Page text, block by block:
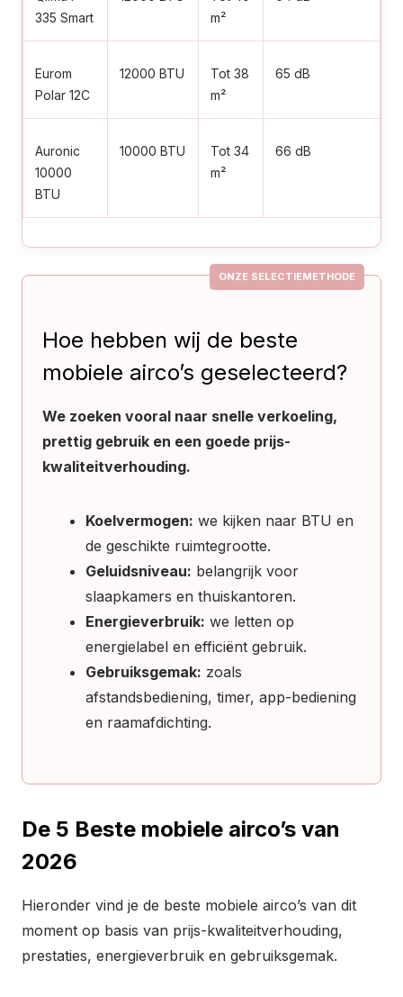
335 Smart
m²
Eurom
Polar 12C
12000 BTU
Tot 38
m²
65 dB
Auronic
10000
BTU
10000 BTU
Tot 34
m²
66 dB
ONZE SELECTIEMETHODE
Hoe hebben wij de beste
mobiele airco’s geselecteerd?
We zoeken vooral naar snelle verkoeling,
prettig gebruik en een goede prijs-
kwaliteitverhouding.
Koelvermogen: we kijken naar BTU en
de geschikte ruimtegrootte.
Geluidsniveau: belangrijk voor
slaapkamers en thuiskantoren.
Energieverbruik: we letten op
energielabel en efficiënt gebruik.
Gebruiksgemak: zoals
afstandsbediening, timer, app-bediening
en raamafdichting.
De 5 Beste mobiele airco’s van
2026
Hieronder vind je de beste mobiele airco’s van dit
moment op basis van prijs-kwaliteitverhouding,
prestaties, energieverbruik en gebruiksgemak.